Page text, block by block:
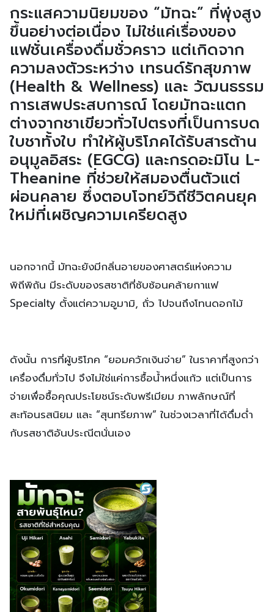
กระแสความนิยมของ “มัทฉะ” ที่พุ่งสูง
ขึ้นอย่างต่อเนื่อง ไม่ใช่แค่เรื่องของ
แฟชั่นเครื่องดื่มชั่วคราว แต่เกิดจาก
ความลงตัวระหว่าง เทรนด์รักสุขภาพ
(Health & Wellness) และ วัฒนธรรม
การเสพประสบการณ์ โดยมัทฉะแตก
ต่างจากชาเขียวทั่วไปตรงที่เป็นการบด
ใบชาทั้งใบ ทำให้ผู้บริโภคได้รับสารต้าน
อนุมูลอิสระ (EGCG) และกรดอะมิโน L-
Theanine ที่ช่วยให้สมองตื่นตัวแต่
ผ่อนคลาย ซึ่งตอบโจทย์วิถีชีวิตคนยุค
ใหม่ที่เผชิญความเครียดสูง
นอกจากนี้ มัทฉะยังมีกลิ่นอายของศาสตร์แห่งความ
พิถีพิถัน มีระดับของรสชาติที่ซับซ้อนคล้ายกาแฟ
Specialty ตั้งแต่ความอูมามิ, ถั่ว ไปจนถึงโทนดอกไม้
ดังนั้น การที่ผู้บริโภค “ยอมควักเงินจ่าย” ในราคาที่สูงกว่า
เครื่องดื่มทั่วไป จึงไม่ใช่แค่การซื้อน้ำหนึ่งแก้ว แต่เป็นการ
จ่ายเพื่อซื้อคุณประโยชน์ระดับพรีเมียม ภาพลักษณ์ที่
สะท้อนรสนิยม และ “สุนทรียภาพ” ในช่วงเวลาที่ได้ดื่มด่ำ
กับรสชาติอันประณีตนั่นเอง